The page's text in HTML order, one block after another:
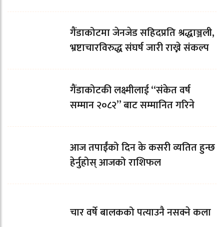
गैंडाकोटमा जेनजेड सहिदप्रति श्रद्धाञ्जली,
भ्रष्टाचारविरुद्ध संघर्ष जारी राख्ने संकल्प
गैंडाकोटकी लक्ष्मीलाई “संकेत वर्ष
सम्मान २०८२” बाट सम्मानित गरिने
आज तपाईँको दिन के कसरी व्यतित हुन्छ
हेर्नुहोस् आजको राशिफल
चार वर्षे बालकको पत्याउनै नसक्ने कला